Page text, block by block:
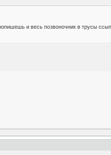
и весь позвоночник в трусы